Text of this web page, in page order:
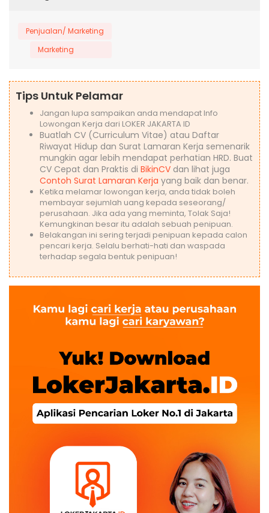
Penjualan/ Marketing
Marketing
Tips Untuk Pelamar
Jangan lupa sampaikan anda mendapat Info
Lowongan Kerja dari LOKER JAKARTA ID
Buatlah CV (Curriculum Vitae) atau Daftar
Riwayat Hidup dan Surat Lamaran Kerja semenarik
mungkin agar lebih mendapat perhatian HRD. Buat
CV Cepat dan Praktis di BikinCV dan lihat juga
Contoh Surat Lamaran Kerja yang baik dan benar.
Ketika melamar lowongan kerja, anda tidak boleh
membayar sejumlah uang kepada seseorang/
perusahaan. Jika ada yang meminta, Tolak Saja!
Kemungkinan besar itu adalah sebuah penipuan.
Belakangan ini sering terjadi penipuan kepada calon
pencari kerja. Selalu berhati-hati dan waspada
terhadap segala bentuk penipuan!